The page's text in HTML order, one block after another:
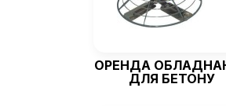
ОРЕНДА
ДЛЯ БЕТОНУ